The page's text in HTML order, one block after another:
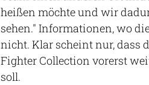
heißen möchte und wir
sehen." Informationen, wo
nicht. Klar scheint nur, dass
Fighter Collection vorerst
soll.